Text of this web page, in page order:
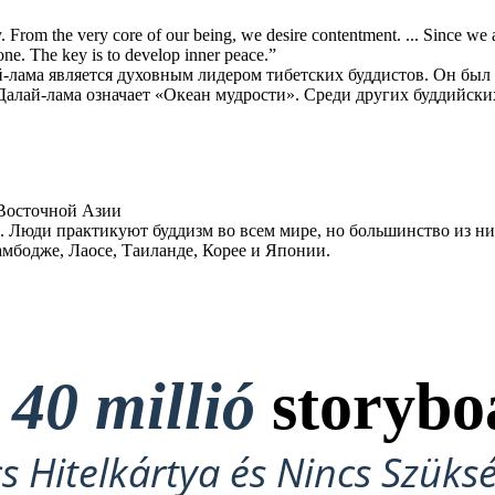
молитв. При вращении
умножается. Другими
молитвенные
чаши, статуи Будды и Ом,
сознание или
людьми
Древней Индии, современный день Непал.
7% населения мира.
во всем мире, но
ainly в Восточной
Азии
Лет НАЧАЛОСЬ
the very core of our being, we desire contentment. ... Since we
The key is to develop inner peace.”
является духовным лидером тибетских буддистов. Он
лама означает «Океан мудрости». Среди других
Азии
Люди практикуют буддизм во всем мире, но большинство из
Лаосе, Таиланде, Корее и Японии.
40 millió
Hitelkártya és Nincs